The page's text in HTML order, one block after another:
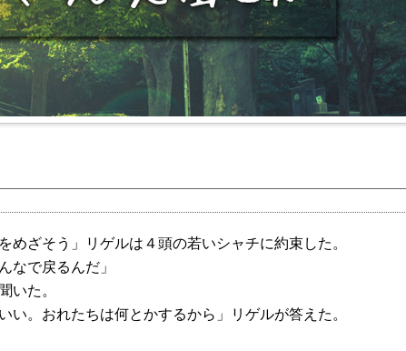
めざそう」リゲルは４頭の若いシャチに約束した。
なで戻るんだ」
いた。
い。おれたちは何とかするから」リゲルが答えた。